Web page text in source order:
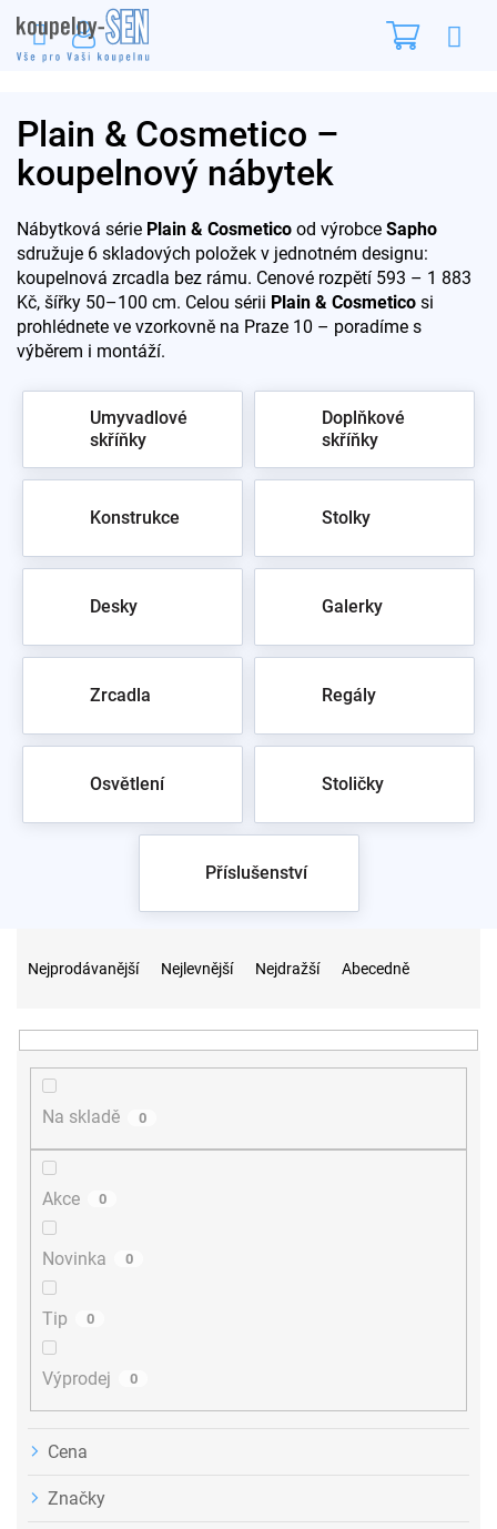
na
obsah
Plain & Cosmetico –
koupelnový nábytek
Nábytková série Plain & Cosmetico od výrobce Sapho
sdružuje 6 skladových položek v jednotném designu:
koupelnová zrcadla bez rámu. Cenové rozpětí 593 – 1 883
Kč, šířky 50–100 cm. Celou sérii Plain & Cosmetico si
prohlédnete ve vzorkovně na Praze 10 – poradíme s
výběrem i montáží.
Umyvadlové
skříňky
Doplňkové
skříňky
Konstrukce Stolky
Desky Galerky
Zrcadla Regály
Osvětlení Stoličky
Příslušenství
n
Nejprodávanější Nejlevnější Nejdražší Abecedně
Na skladě 0
Akce 0
Novinka 0
Tip 0
Výprodej 0
Cena
Značky